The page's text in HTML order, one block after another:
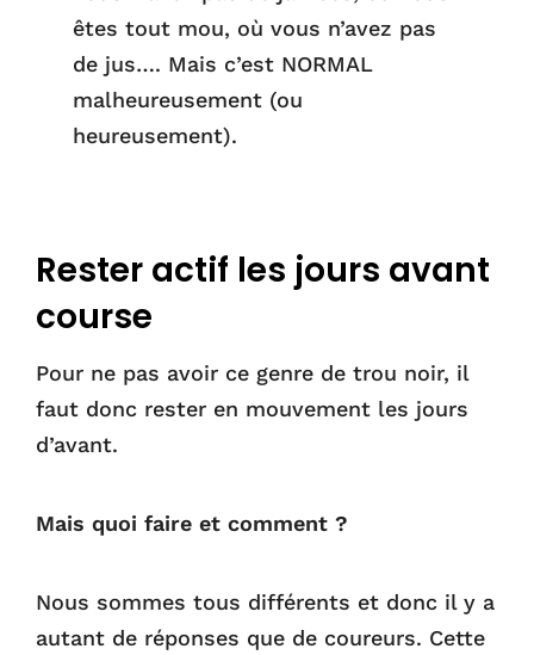
êtes tout mou, où vous n’avez pas
de jus…. Mais c’est NORMAL
malheureusement (ou
heureusement).
Rester actif les jours avant
course
Pour ne pas avoir ce genre de trou noir, il
faut donc rester en mouvement les jours
d’avant.
Mais quoi faire et comment ?
Nous sommes tous différents et donc il y a
autant de réponses que de coureurs. Cette